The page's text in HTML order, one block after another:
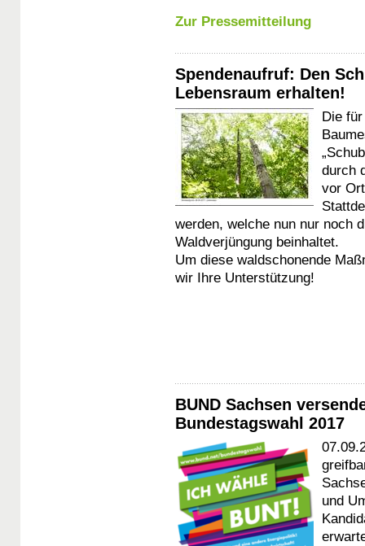
Zur Pressemitteilung
Spendenaufruf: Den
Lebensraum erhalten!
Die
durch
vor
werden, welche nun nur noch
Waldverjüngung beinhaltet.
Um diese waldschonende
wir Ihre Unterstützung!
BUND Sachsen
Bundestagswahl 2017
und